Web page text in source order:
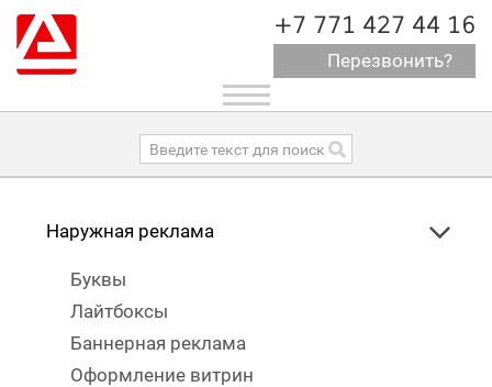
+7 771 427 44 16
Перезвонить?
Toggle
navigation
Наружная реклама
Буквы
Лайтбоксы
Баннерная реклама
Оформление витрин